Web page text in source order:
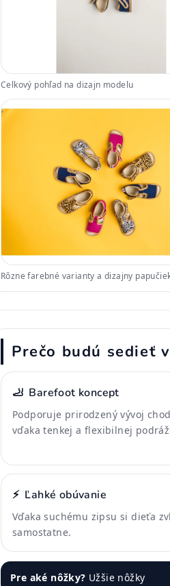
Celkový pohľad na dizajn modelu
Rôzne farebné varianty a dizajny
Prečo budú sedieť
🦶 Barefoot koncept
Podporuje prirodzený vývoj
vďaka tenkej a flexibilnej
⚡ Ľahké obúvanie
Vďaka suchému zipsu si dieťa
samostatne.
Pre aké nôžky? Užšie nôžky